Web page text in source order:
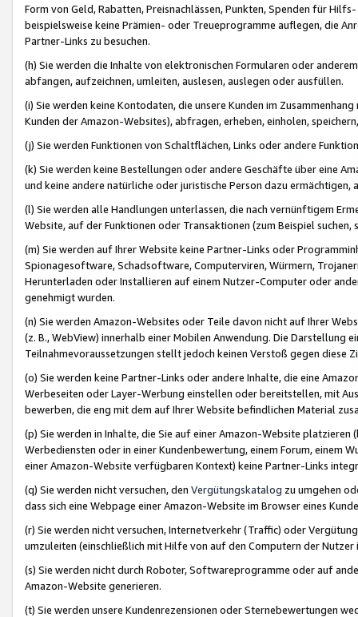
Form von Geld, Rabatten, Preisnachlässen, Punkten, Spenden für
beispielsweise keine Prämien- oder Treueprogramme auflegen, die
Partner-Links zu besuchen.
(h) Sie werden die Inhalte von elektronischen Formularen oder
abfangen, aufzeichnen, umleiten, auslesen, auslegen oder ausfüllen.
(i) Sie werden keine Kontodaten, die unsere Kunden im
Kunden der Amazon-Websites), abfragen, erheben, einholen,
(j) Sie werden Funktionen von Schaltflächen, Links oder andere
(k) Sie werden keine Bestellungen oder andere Geschäfte über eine
und keine andere natürliche oder juristische Person dazu
(l) Sie werden alle Handlungen unterlassen, die nach vernünftigem
Website, auf der Funktionen oder Transaktionen (zum Beispiel
(m) Sie werden auf Ihrer Website keine Partner-Links oder
Spionagesoftware, Schadsoftware, Computerviren, Würmern,
Herunterladen oder Installieren auf einem Nutzer-Computer oder
genehmigt wurden.
(n) Sie werden Amazon-Websites oder Teile davon nicht auf Ihrer
(z. B., WebView) innerhalb einer Mobilen Anwendung. Die Darstellung
Teilnahmevoraussetzungen stellt jedoch keinen Verstoß gegen diese
(o) Sie werden keine Partner-Links oder andere Inhalte, die eine
Werbeseiten oder Layer-Werbung einstellen oder bereitstellen, mit
bewerben, die eng mit dem auf Ihrer Website befindlichen Material
(p) Sie werden in Inhalte, die Sie auf einer Amazon-Website
Werbediensten oder in einer Kundenbewertung, einem Forum, einem
einer Amazon-Website verfügbaren Kontext) keine Partner-Links
(q) Sie werden nicht versuchen, den Vergütungskatalog zu umgehen
dass sich eine Webpage einer Amazon-Website im Browser eines
(r) Sie werden nicht versuchen, Internetverkehr (Traffic) oder
umzuleiten (einschließlich mit Hilfe von auf den Computern der
(s) Sie werden nicht durch Roboter, Softwareprogramme oder auf
Amazon-Website generieren.
(t) Sie werden unsere Kundenrezensionen oder Sternebewertungen